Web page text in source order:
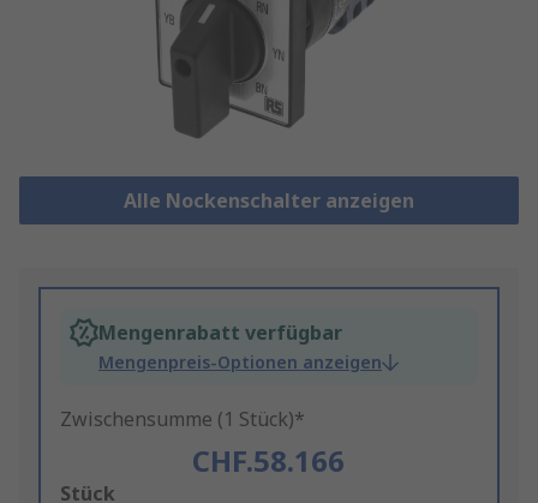
Alle Nockenschalter anzeigen
Mengenrabatt verfügbar
Mengenpreis-Optionen anzeigen
Zwischensumme (1 Stück)*
CHF.58.166
Add
Stück